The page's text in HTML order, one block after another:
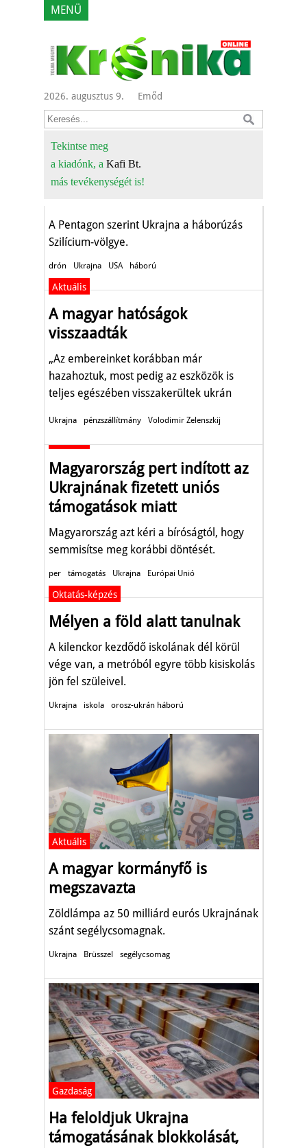
MENÜ
2026. augusztus 9. Emőd
Tekintse meg
a kiadónk, a Kafi Bt.
más tevékenységét is!
Az ukrán harctéren
tanulmányozzák az
amerikaiak a
legmodernebb
drónokat
A Pentagon szerint Ukrajna a háborúzás
Szilícium-völgye.
drón Ukrajna USA háború
Aktuális
A magyar hatóságok
visszaadták
„Az embereinket korábban már
hazahoztuk, most pedig az eszközök is
teljes egészében visszakerültek ukrán
Ukrajna pénzszállítmány Volodimir Zelenszkij
Magyarország pert indított az
Ukrajnának fizetett uniós
támogatások miatt
Magyarország azt kéri a bíróságtól, hogy
semmisítse meg korábbi döntését.
per támogatás Ukrajna Európai Unió
Oktatás-képzés
Mélyen a föld alatt tanulnak
A kilenckor kezdődő iskolának dél körül
vége van, a metróból egyre több kisiskolás
jön fel szüleivel.
Ukrajna iskola orosz-ukrán háború
Aktuális
A magyar kormányfő is
megszavazta
Zöldlámpa az 50 milliárd eurós Ukrajnának
szánt segélycsomagnak.
Ukrajna Brüsszel segélycsomag
Gazdaság
Ha feloldjuk Ukrajna
támogatásának blokkolását,